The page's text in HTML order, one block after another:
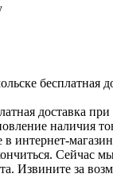
бесплатная
доставка при
наличия
в интернет-
Сейчас
Извините за